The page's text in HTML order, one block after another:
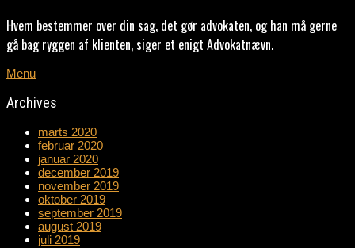
Hvem bestemmer over din sag, det gør advokaten, og han må gerne
gå bag ryggen af klienten, siger et enigt Advokatnævn.
Menu
Archives
marts 2020
februar 2020
januar 2020
december 2019
november 2019
oktober 2019
september 2019
august 2019
juli 2019